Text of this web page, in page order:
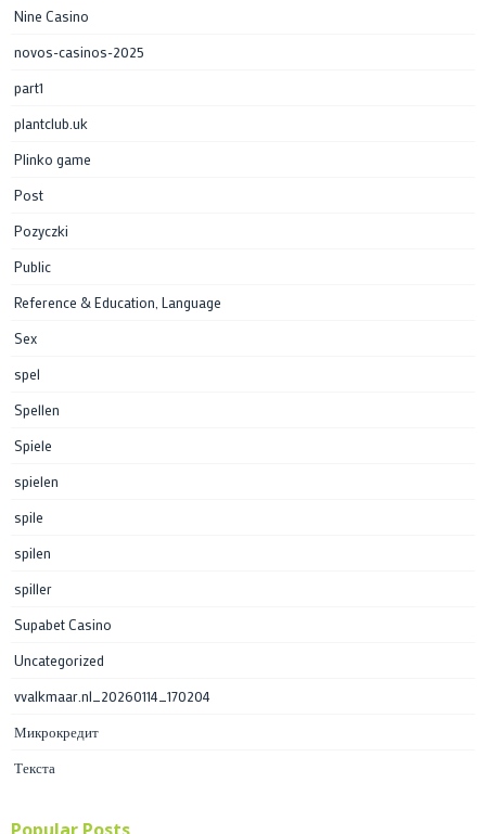
Nine Casino
novos-casinos-2025
part1
plantclub.uk
Plinko game
Post
Pozyczki
Public
Reference & Education, Language
Sex
spel
Spellen
Spiele
spielen
spile
spilen
spiller
Supabet Casino
Uncategorized
vvalkmaar.nl_20260114_170204
Микрокредит
Текста